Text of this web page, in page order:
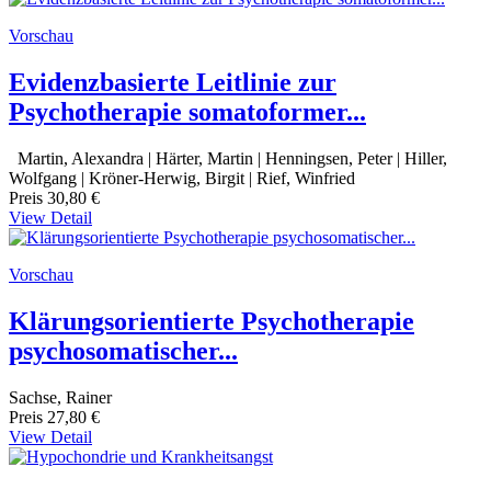
Vorschau
Evidenzbasierte Leitlinie zur
Psychotherapie somatoformer...
Martin, Alexandra | Härter, Martin | Henningsen, Peter | Hiller,
Wolfgang | Kröner-Herwig, Birgit | Rief, Winfried
Preis 30,80 €
View Detail
Vorschau
Klärungsorientierte Psychotherapie
psychosomatischer...
Sachse, Rainer
Preis 27,80 €
View Detail